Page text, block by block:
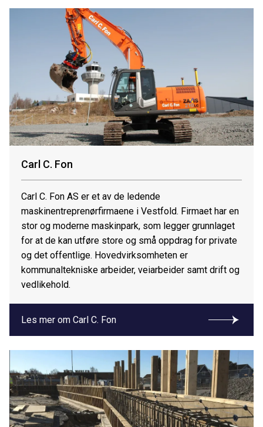
Carl C. Fon
Carl C. Fon AS er et av de ledende
maskinentreprenørfirmaene i Vestfold. Firmaet har en
stor og moderne maskinpark, som legger grunnlaget
for at de kan utføre store og små oppdrag for private
og det offentlige. Hovedvirksomheten er
kommunaltekniske arbeider, veiarbeider samt drift og
vedlikehold.
Les mer om Carl C. Fon